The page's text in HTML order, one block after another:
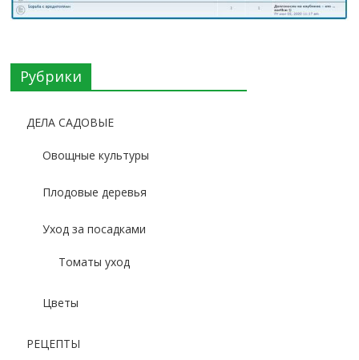
Рубрики
ДЕЛА САДОВЫЕ
Овощные культуры
Плодовые деревья
Уход за посадками
Томаты уход
Цветы
РЕЦЕПТЫ